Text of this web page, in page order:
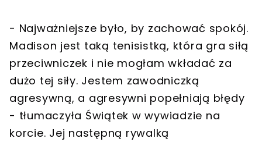
- Najważniejsze było, by zachować spokój.
Madison jest taką tenisistką, która gra siłą
przeciwniczek i nie mogłam wkładać za
dużo tej siły. Jestem zawodniczką
agresywną, a agresywni popełniają błędy
- tłumaczyła Świątek w wywiadzie na
korcie. Jej następną rywalką